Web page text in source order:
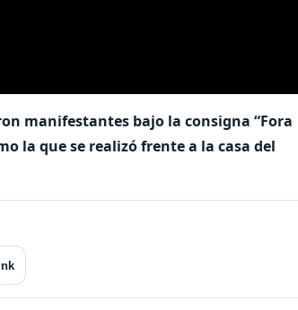
manifestantes bajo la consigna “Fora
la que se realizó frente a la casa del